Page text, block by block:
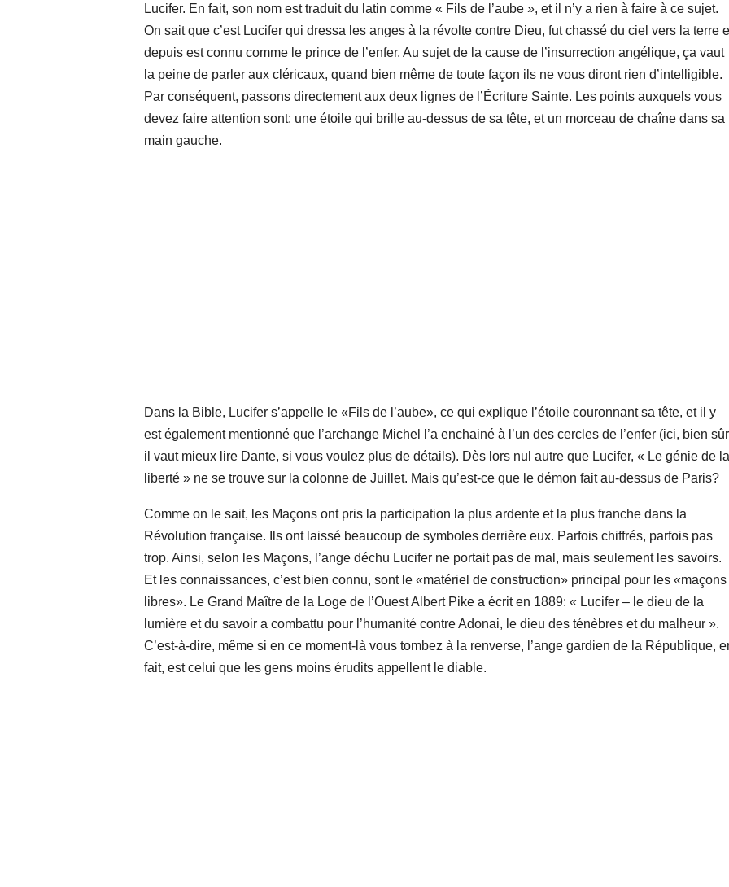
Lucifer. En fait, son nom est traduit du latin comme « Fils de l’aube », et il n’y a rien à faire à ce sujet.
On sait que c’est Lucifer qui dressa les anges à la révolte contre Dieu, fut chassé du ciel vers la terre
depuis est connu comme le prince de l’enfer. Au sujet de la cause de l’insurrection angélique, ça vaut
la peine de parler aux cléricaux, quand bien même de toute façon ils ne vous diront rien d’intelligible.
Par conséquent, passons directement aux deux lignes de l’Écriture Sainte. Les points auxquels vous
devez faire attention sont: une étoile qui brille au-dessus de sa tête, et un morceau de chaîne dans sa
main gauche.
Dans la Bible, Lucifer s’appelle le «Fils de l’aube», ce qui explique l’étoile couronnant sa tête, et il y
est également mentionné que l’archange Michel l’a enchainé à l’un des cercles de l’enfer (ici, bien
il vaut mieux lire Dante, si vous voulez plus de détails). Dès lors nul autre que Lucifer, « Le génie de la
liberté » ne se trouve sur la colonne de Juillet. Mais qu’est-ce que le démon fait au-dessus de Paris?
Comme on le sait, les Maçons ont pris la participation la plus ardente et la plus franche dans la
Révolution française. Ils ont laissé beaucoup de symboles derrière eux. Parfois chiffrés, parfois pas
trop. Ainsi, selon les Maçons, l’ange déchu Lucifer ne portait pas de mal, mais seulement les savoirs.
Et les connaissances, c’est bien connu, sont le «matériel de construction» principal pour les «maçons
libres». Le Grand Maître de la Loge de l’Ouest Albert Pike a écrit en 1889: « Lucifer – le dieu de la
lumière et du savoir a combattu pour l’humanité contre Adonai, le dieu des ténèbres et du malheur ».
C’est-à-dire, même si en ce moment-là vous tombez à la renverse, l’ange gardien de la République,
fait, est celui que les gens moins érudits appellent le diable.